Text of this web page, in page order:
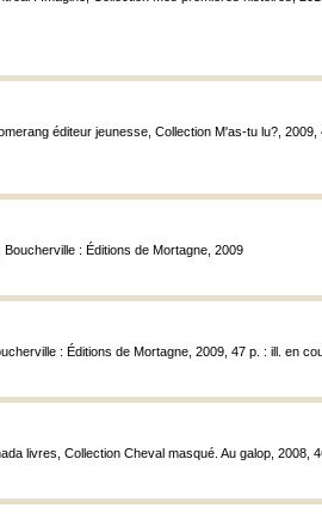
éditeur jeunesse, Collection M'as-tu lu?,
, Boucherville : Éditions de Mortagne, 2009
: Éditions de Mortagne, 2009, 47 p. : ill. en
livres, Collection Cheval masqué. Au galop, 2008,